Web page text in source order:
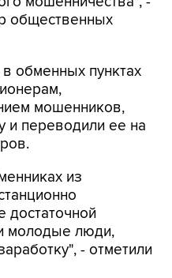
общественных
обменных пунктах
мошенников,
и переводили ее на
из
молодые люди,
- отметили